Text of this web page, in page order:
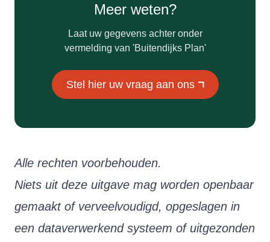
Meer weten?
Laat uw gegevens achter onder
vermelding van 'Buitendijks Plan'
Stel hier uw vraag aan ons
Alle rechten voorbehouden.
Niets uit deze uitgave mag worden openbaar
gemaakt of verveelvoudigd, opgeslagen in
een dataverwerkend systeem of uitgezonden